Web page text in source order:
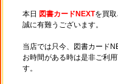
本日 図書カードNEXTを買取
誠に有難うございます。
当店では只今、図書カード
お時間がある時は是非ご利
す。